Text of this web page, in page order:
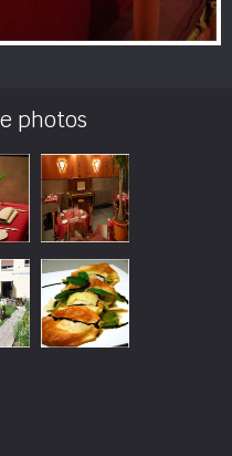
photos